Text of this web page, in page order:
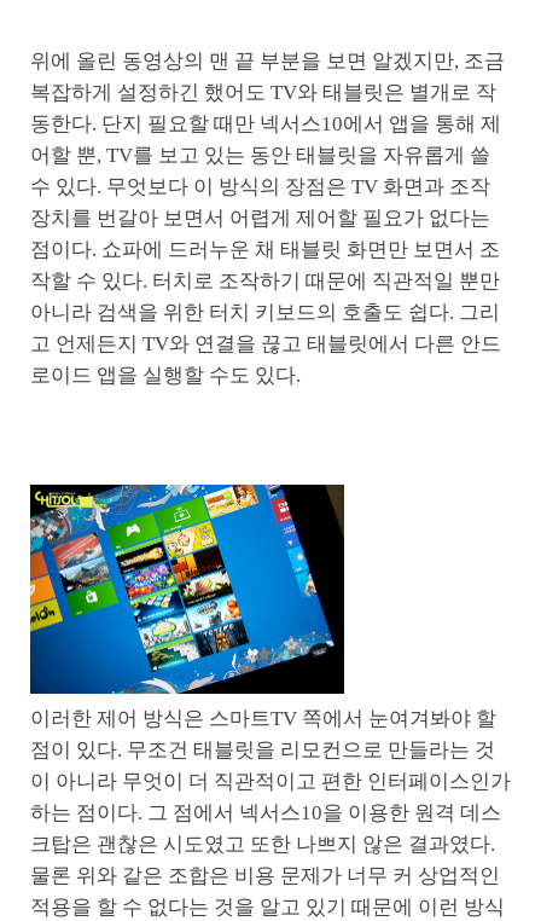
위에 올린 동영상의 맨 끝 부분을 보면 알겠지만, 조금
복잡하게 설정하긴 했어도 TV와 태블릿은 별개로 작
동한다. 단지 필요할 때만 넥서스10에서 앱을 통해 제
어할 뿐, TV를 보고 있는 동안 태블릿을 자유롭게 쓸
수 있다. 무엇보다 이 방식의 장점은 TV 화면과 조작
장치를 번갈아 보면서 어렵게 제어할 필요가 없다는
점이다. 쇼파에 드러누운 채 태블릿 화면만 보면서 조
작할 수 있다. 터치로 조작하기 때문에 직관적일 뿐만
아니라 검색을 위한 터치 키보드의 호출도 쉽다. 그리
고 언제든지 TV와 연결을 끊고 태블릿에서 다른 안드
로이드 앱을 실행할 수도 있다.
이러한 제어 방식은 스마트TV 쪽에서 눈여겨봐야 할
점이 있다. 무조건 태블릿을 리모컨으로 만들라는 것
이 아니라 무엇이 더 직관적이고 편한 인터페이스인가
하는 점이다. 그 점에서 넥서스10을 이용한 원격 데스
크탑은 괜찮은 시도였고 또한 나쁘지 않은 결과였다.
물론 위와 같은 조합은 비용 문제가 너무 커 상업적인
적용을 할 수 없다는 것을 알고 있기 때문에 이런 방식